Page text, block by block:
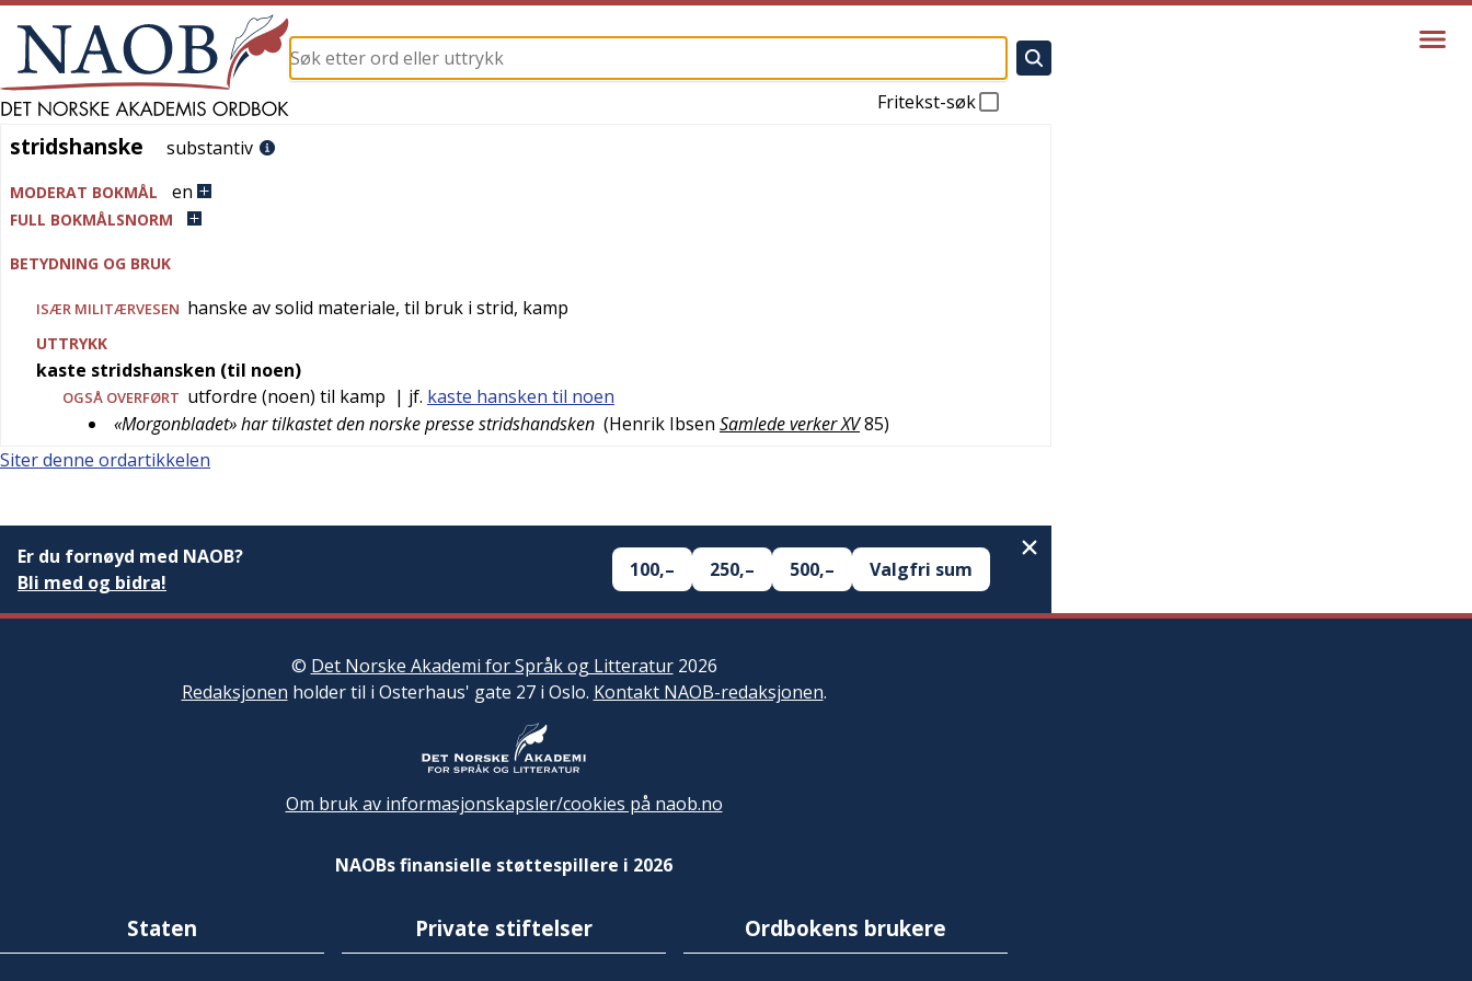
Fritekst-søk
stridshanske
stridshanske substantiv
MODERAT BOKMÅL en
FULL BOKMÅLSNORM
BETYDNING OG BRUK
ISÆR MILITÆRVESEN hanske av solid materiale, til bruk i strid, kamp
UTTRYKK
kaste stridshansken (til noen)
OGSÅ OVERFØRT utfordre (noen) til kamp | jf. kaste hansken til noen
«Morgonbladet» har tilkastet den norske presse stridshandsken (Henrik Ibsen Samlede verker XV85)
Siter denne ordartikkelen
Er du fornøyd med NAOB?
Bli med og bidra!
100,– 250,– 500,– Valgfri sum
© Det Norske Akademi for Språk og Litteratur2026
Redaksjonen holder til i Osterhaus' gate 27 i Oslo. Kontakt NAOB-redaksjonen.
Om bruk av informasjonskapsler/cookies på naob.no
NAOBs finansielle støttespillere i 2026
Staten Private stiftelser Ordbokens brukere